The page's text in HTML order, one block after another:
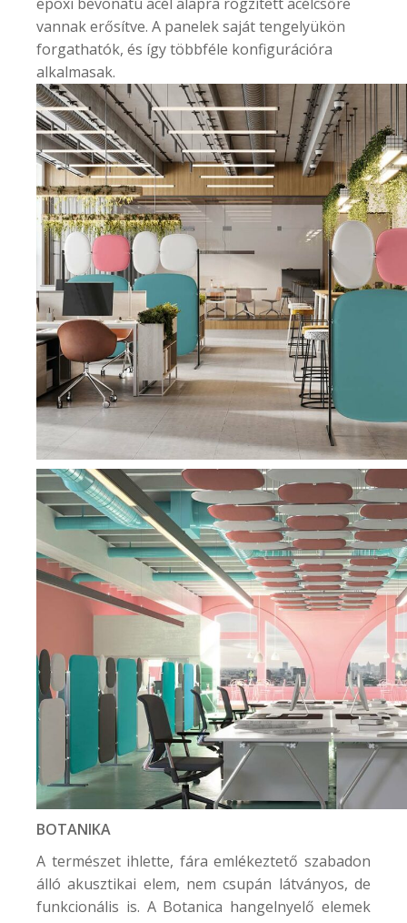
vannak erősítve. A panelek saját tengelyükön
forgathatók, és így többféle konfigurációra
alkalmasak.
BOTANIKA
A természet ihlette, fára emlékeztető szabadon
álló akusztikai elem, nem csupán látványos, de
funkcionális is. A Botanica hangelnyelő elemek